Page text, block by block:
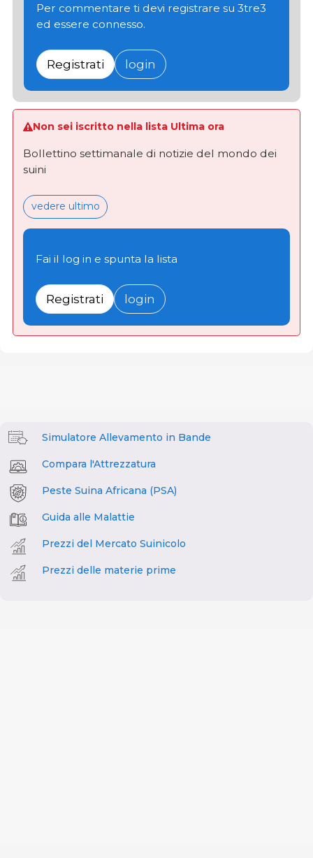
Per commentare ti devi registrare su 3tre3
ed essere connesso.
Registrati login
Non sei iscritto nella lista Ultima ora
Bollettino settimanale di notizie del mondo dei
suini
vedere ultimo
Fai il log in e spunta la lista
Registrati login
Simulatore Allevamento in Bande
Compara l'Attrezzatura
Peste Suina Africana (PSA)
Guida alle Malattie
Prezzi del Mercato Suinicolo
Prezzi delle materie prime